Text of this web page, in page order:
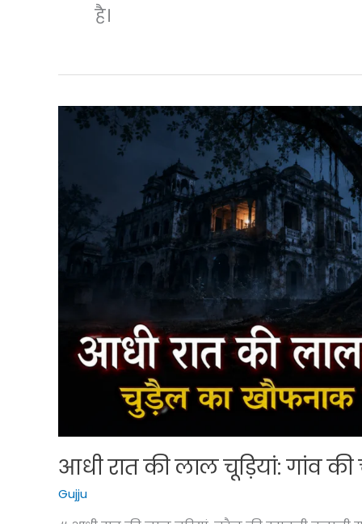
है।
आधी रात की लाल चूड़ियां: गांव
Gujju